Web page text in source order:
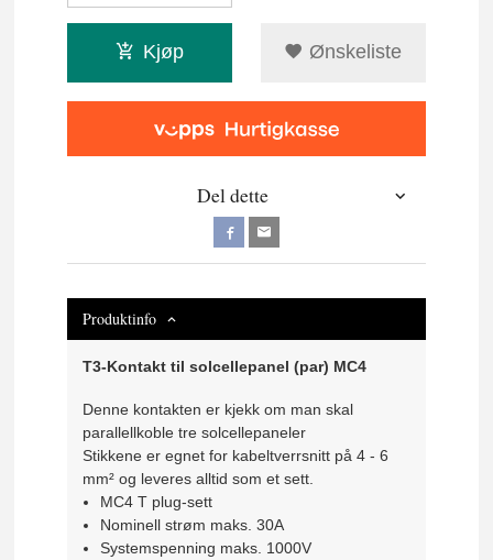
Kjøp Ønskeliste
Del dette
Produktinfo
T3-Kontakt til solcellepanel (par) MC4
Denne kontakten er kjekk om man skal
parallellkoble tre solcellepaneler
Stikkene er egnet for kabeltverrsnitt på 4 - 6
mm² og leveres alltid som et sett.
MC4 T plug-sett
Nominell strøm maks. 30A
Systemspenning maks. 1000V